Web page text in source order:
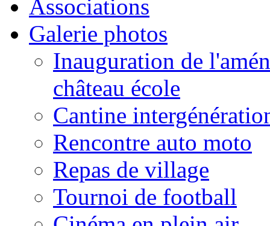
Associations
Galerie photos
Inauguration de
château école
Cantine
Rencontre auto moto
Repas de village
Tournoi de football